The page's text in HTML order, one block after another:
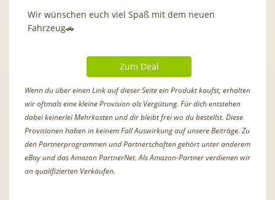
Wir wünschen euch viel Spaß mit dem neuen
Fahrzeug🚗
Zum Deal
Wenn du über einen Link auf dieser Seite ein Produkt kaufst, erhalten
wir oftmals eine kleine Provision als Vergütung. Für dich entstehen
dabei keinerlei Mehrkosten und dir bleibt frei wo du bestellst. Diese
Provisionen haben in keinem Fall Auswirkung auf unsere Beiträge. Zu
den Partnerprogrammen und Partnerschaften gehört unter anderem
eBay und das Amazon PartnerNet. Als Amazon-Partner verdienen wir
an qualifizierten Verkäufen.